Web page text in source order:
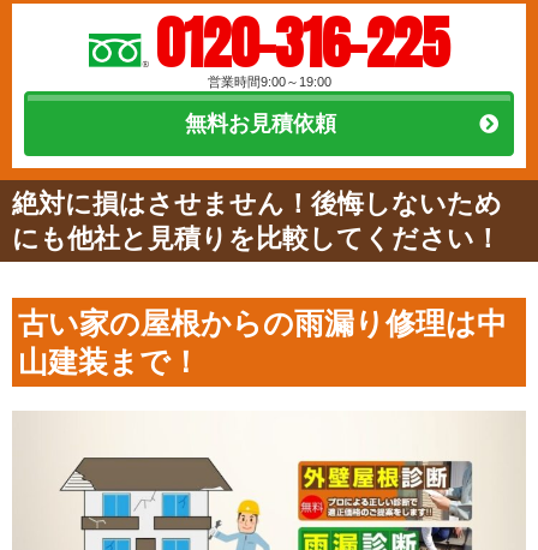
0120-316-225
営業時間9:00～19:00
無料お見積依頼
絶対に損はさせません！後悔しないため
にも他社と見積りを比較してください！
古い家の屋根からの雨漏り修理は中
山建装まで！